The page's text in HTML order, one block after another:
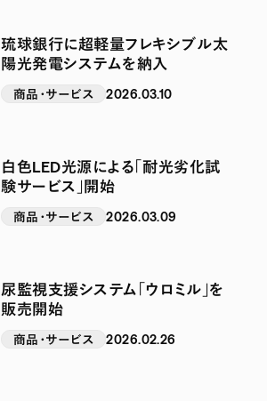
琉球銀行に超軽量フレキシブル太
陽光発電システムを納入
商品・サービス 2026.03.10
白色LED光源による「耐光劣化試
験サービス」開始
商品・サービス 2026.03.09
尿監視支援システム「ウロミル」を
販売開始
商品・サービス 2026.02.26